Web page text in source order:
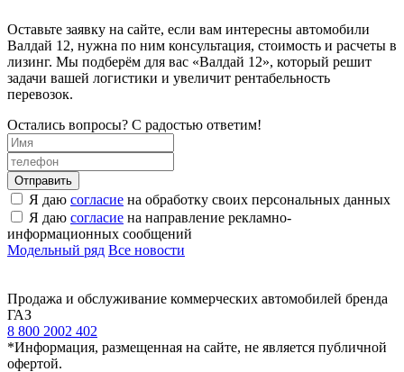
Оставьте заявку на сайте, если вам интересны автомобили
Валдай 12, нужна по ним консультация, стоимость и расчеты в
лизинг. Мы подберём для вас «Валдай 12», который решит
задачи вашей логистики и увеличит рентабельность
перевозок.
Остались вопросы? С радостью ответим!
Я даю согласие на обработку своих персональных данных
Я даю согласие на направление рекламно-
информационных сообщений
Модельный ряд Все новости
Продажа и обслуживание коммерческих автомобилей бренда
ГАЗ
8 800 2002 402
*Информация, размещенная на сайте, не является публичной
офертой.